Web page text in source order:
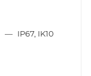
— IP67, IK10